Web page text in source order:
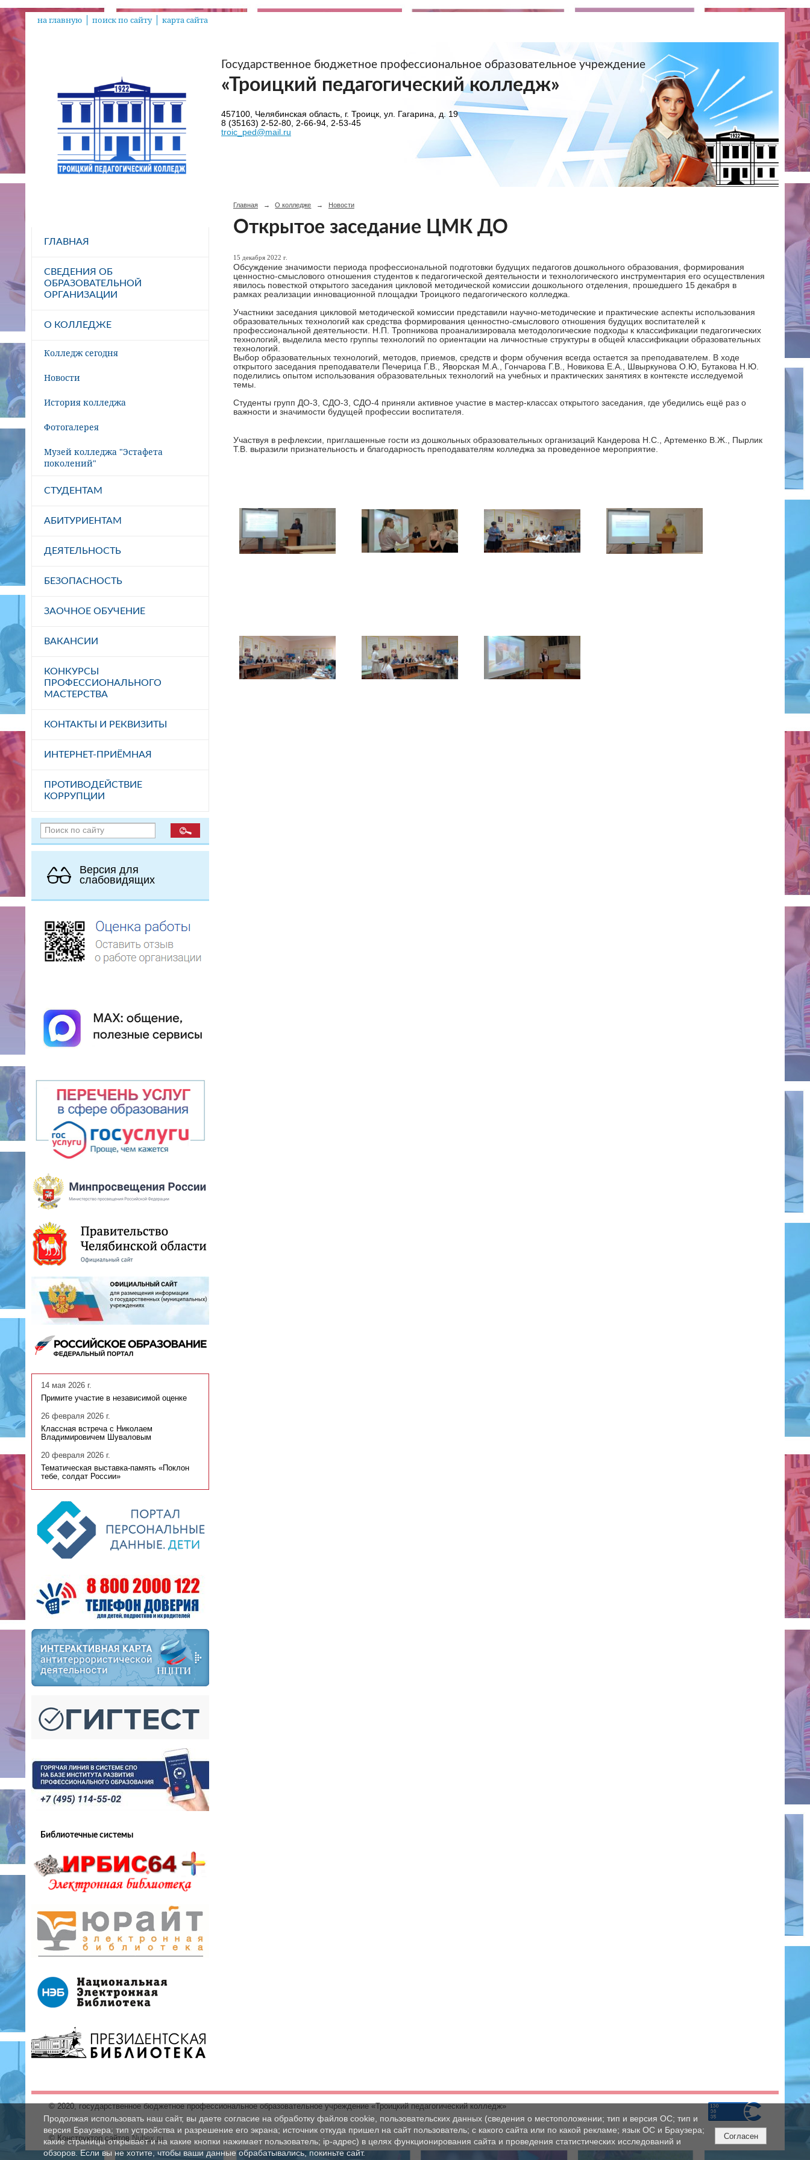
на главную поиск по сайту карта сайта
ГЛАВНАЯ
СВЕДЕНИЯ ОБ
ОБРАЗОВАТЕЛЬНОЙ
ОРГАНИЗАЦИИ
О КОЛЛЕДЖЕ
Колледж сегодня
Новости
История колледжа
Фотогалерея
Музей колледжа "Эстафета
поколений"
СТУДЕНТАМ
АБИТУРИЕНТАМ
ДЕЯТЕЛЬНОСТЬ
БЕЗОПАСНОСТЬ
ЗАОЧНОЕ ОБУЧЕНИЕ
ВАКАНСИИ
КОНКУРСЫ
ПРОФЕССИОНАЛЬНОГО
МАСТЕРСТВА
КОНТАКТЫ И РЕКВИЗИТЫ
ИНТЕРНЕТ-ПРИЁМНАЯ
ПРОТИВОДЕЙСТВИЕ
КОРРУПЦИИ
Версия для
слабовидящих
14 мая 2026 г.
Примите участие в независимой оценке
26 февраля 2026 г.
Классная встреча с Николаем
Владимировичем Шуваловым
20 февраля 2026 г.
Тематическая выставка-память «Поклон
тебе, солдат России»
Библиотечные системы
Государственное бюджетное профессиональное образовательное учреждение
«Троицкий педагогический колледж»
457100, Челябинская область, г. Троицк, ул. Гагарина, д. 19
8 (35163) 2-52-80, 2-66-94, 2-53-45
troic_ped@mail.ru
Главная → О колледже → Новости
Открытое заседание ЦМК ДО
15 декабря 2022 г.
Обсуждение значимости периода профессиональной подготовки будущих педагогов дошкольного образования, формирования
ценностно-смыслового отношения студентов к педагогической деятельности и технологического инструментария его осуществления
явилось повесткой открытого заседания цикловой методической комиссии дошкольного отделения, прошедшего 15 декабря в
рамках реализации инновационной площадки Троицкого педагогического колледжа.
Участники заседания цикловой методической комиссии представили научно-методические и практические аспекты использования
образовательных технологий как средства формирования ценностно-смыслового отношения будущих воспитателей к
профессиональной деятельности. Н.П. Тропникова проанализировала методологические подходы к классификации педагогических
технологий, выделила место группы технологий по ориентации на личностные структуры в общей классификации образовательных
технологий.
Выбор образовательных технологий, методов, приемов, средств и форм обучения всегда остается за преподавателем. В ходе
открытого заседания преподаватели Печерица Г.В., Яворская М.А., Гончарова Г.В., Новикова Е.А., Швыркунова О.Ю, Бутакова Н.Ю.
поделились опытом использования образовательных технологий на учебных и практических занятиях в контексте исследуемой
темы.
Студенты групп ДО-3, СДО-3, СДО-4 приняли активное участие в мастер-классах открытого заседания, где убедились ещё раз о
важности и значимости будущей профессии воспитателя.
Участвуя в рефлексии, приглашенные гости из дошкольных образовательных организаций Кандерова Н.С., Артеменко В.Ж., Пырлик
Т.В. выразили признательность и благодарность преподавателям колледжа за проведенное мероприятие.
© 2020, государственное бюджетное профессиональное образовательное учреждение «Троицкий педагогический колледж»
© Конструктор сайтовNubex.ru
Продолжая использовать наш сайт, вы даете согласие на обработку файлов cookie, пользовательских данных (сведения о местоположении; тип и версия ОС; тип и
версия Браузера; тип устройства и разрешение его экрана; источник откуда пришел на сайт пользователь; с какого сайта или по какой рекламе; язык ОС и Браузера;
какие страницы открывает и на какие кнопки нажимает пользователь; ip-адрес) в целях функционирования сайта и проведения статистических исследований и
обзоров. Если вы не хотите, чтобы ваши данные обрабатывались, покиньте сайт.
Согласен